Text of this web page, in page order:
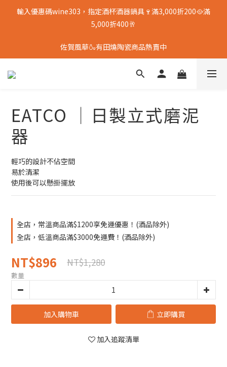
輸入優惠碼wine303，指定酒杯酒器鍋具🍷滿3,000折200🥘滿
5,000折400🥂
佐賀風華🍶有田燒陶瓷商品熱賣中
EATCO │日製立式磨泥
器
輕巧的設計不佔空間
易於清潔
使用後可以懸掛擺放
全店，常溫商品滿$1200享免運優惠！(酒品除外)
全店，低溫商品滿$3000免運費！(酒品除外)
NT$896 NT$1,280
數量
加入購物車 立即購買
加入追蹤清單